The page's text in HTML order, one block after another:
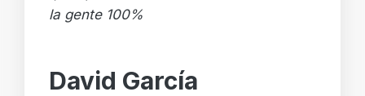
la gente 100%
David García